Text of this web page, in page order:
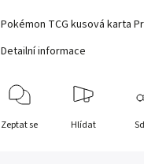
Pokémon TCG kusová karta
Detailní informace
Zeptat se Hlídat